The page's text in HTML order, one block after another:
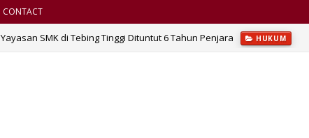
CONTACT
SMK di Tebing Tinggi Dituntut 6 Tahun Penjara HUKUM